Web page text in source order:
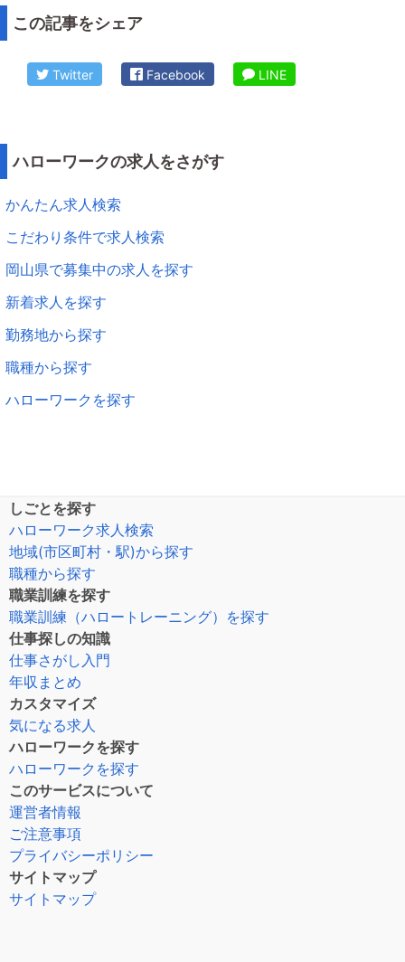
この記事をシェア
Twitter Facebook LINE
ハローワークの求人をさがす
かんたん求人検索
こだわり条件で求人検索
岡山県で募集中の求人を探す
新着求人を探す
勤務地から探す
職種から探す
ハローワークを探す
しごとを探す
ハローワーク求人検索
地域(市区町村・駅)から探す
職種から探す
職業訓練を探す
職業訓練（ハロートレーニング）を探す
仕事探しの知識
仕事さがし入門
年収まとめ
カスタマイズ
気になる求人
ハローワークを探す
ハローワークを探す
このサービスについて
運営者情報
ご注意事項
プライバシーポリシー
サイトマップ
サイトマップ